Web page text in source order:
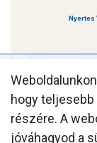
Nyertes
8086
hogy
részére. A
jóváhagyod a